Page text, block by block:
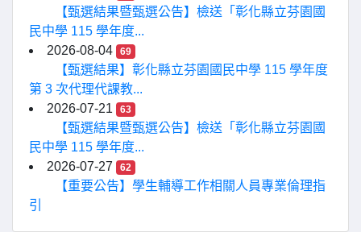
【甄選結果暨甄選公告】檢送「彰化縣立芬園國
民中學 115 學年度...
2026-08-04
69
【甄選結果】彰化縣立芬園國民中學 115 學年度
第 3 次代理代課教...
2026-07-21
63
【甄選結果暨甄選公告】檢送「彰化縣立芬園國
民中學 115 學年度...
2026-07-27
62
【重要公告】學生輔導工作相關人員專業倫理指
引